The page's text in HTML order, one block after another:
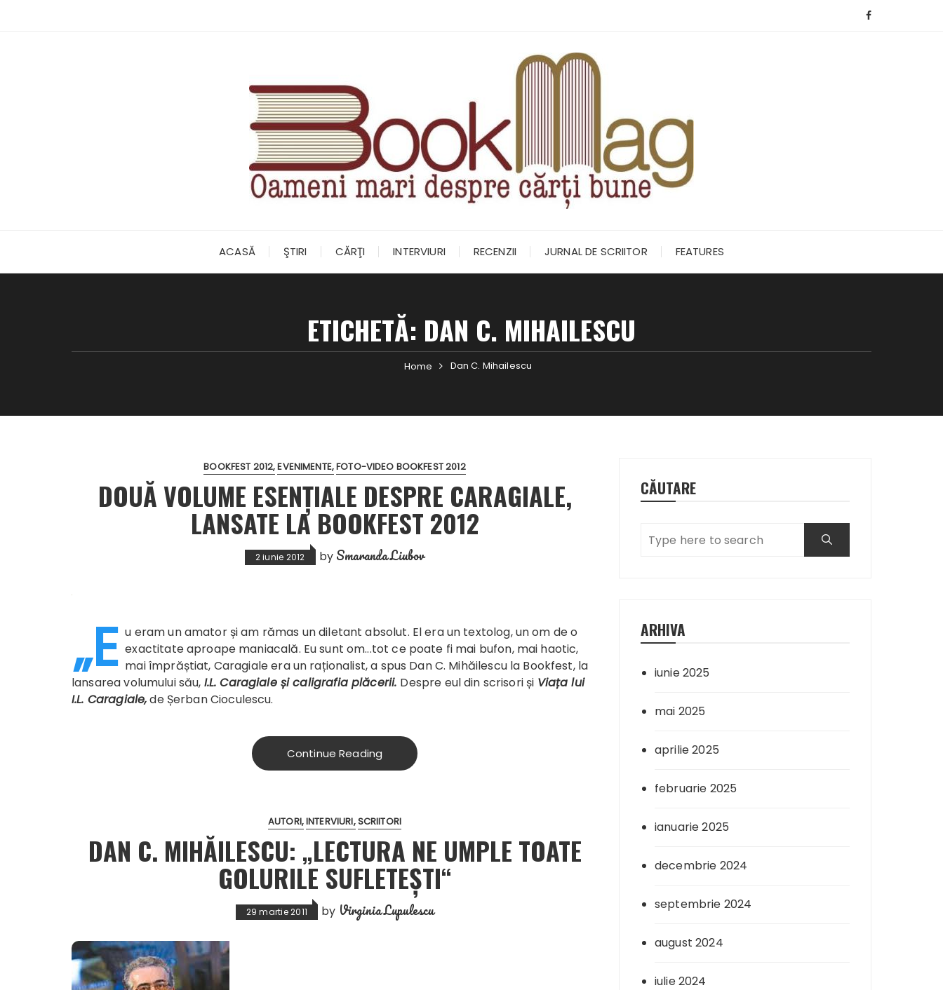
ACASĂ ŞTIRI CĂRŢI INTERVIURI RECENZII JURNAL DE SCRIITOR FEATURES
ETICHETĂ: DAN C. MIHAILESCU
Home Dan C. Mihailescu
BOOKFEST 2012 EVENIMENTE FOTO-VIDEO BOOKFEST 2012
DOUĂ VOLUME ESENȚIALE DESPRE CARAGIALE,
LANSATE LA BOOKFEST 2012
2 iunie 2012 by Smaranda Liubov
„E u eram un amator și am rămas un diletant absolut. El era un textolog, un om de o
exactitate aproape maniacală. Eu sunt om...tot ce poate fi mai bufon, mai haotic,
mai împrăștiat, Caragiale era un raționalist, a spus Dan C. Mihăilescu la Bookfest, la
lansarea volumului său, I.L. Caragiale și caligrafia plăcerii. Despre eul din scrisori și Viața lui
I.L. Caragiale,de Șerban Cioculescu.
Continue Reading
AUTORI INTERVIURI SCRIITORI
DAN C. MIHĂILESCU: „LECTURA NE UMPLE TOATE
GOLURILE SUFLETEŞTI“
29 martie 2011 by Virginia Lupulescu
CĂUTARE
ARHIVA
iunie 2025
mai 2025
aprilie 2025
februarie 2025
ianuarie 2025
decembrie 2024
septembrie 2024
august 2024
iulie 2024